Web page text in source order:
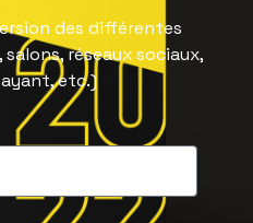
des différentes
réseaux sociaux,
etc.)